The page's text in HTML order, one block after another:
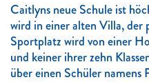
Caitlyns neue Schule ist
wird in einer alten Villa, der
Sportplatz wird von einer
und keiner ihrer zehn
über einen Schüler namens